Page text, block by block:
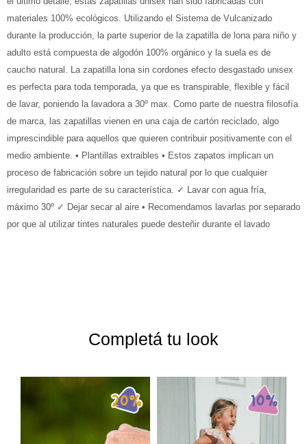
materiales 100% ecológicos. Utilizando el Sistema de Vulcanizado
durante la producción, la parte superior de la zapatilla de lona para niño y
adulto está compuesta de algodón 100% orgánico y la suela es de
caucho natural. La zapatilla lona sin cordones efecto desgastado unisex
es perfecta para toda temporada, ya que es transpirable, flexible y fácil
de lavar, poniendo la lavadora a 30º max. Como parte de nuestra filosofía
de marca, las zapatillas vienen en una caja de cartón reciclado, algo
imprescindible para aquellos que quieren contribuir positivamente con el
medio ambiente. • Plantillas extraibles • Estos zapatos implican un
proceso de fabricación sobre un tejido natural por lo que cualquier
irregularidad es parte de su característica. ✓ Lavar con agua fría,
máximo 30º ✓ Dejar secar al aire • Recomendamos lavarlas por separado
por que al utilizar tintes naturales puede desteñir durante el lavado
Completá tu look